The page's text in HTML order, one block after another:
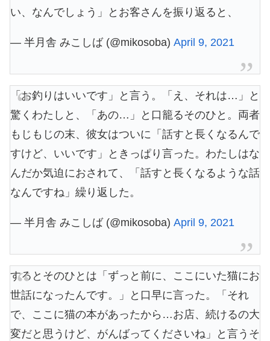
い、なんでしょう」とお客さんを振り返ると、
— 半月舎 みこしば (@mikosoba) April 9, 2021
「お釣りはいいです」と言う。「え、それは…」と
驚くわたしと、「あの…」と口籠るそのひと。両者
もじもじの末、彼女はついに「話すと長くなるんで
すけど、いいです」ときっぱり言った。わたしはな
んだか気迫におされて、「話すと長くなるような話
なんですね」繰り返した。
— 半月舎 みこしば (@mikosoba) April 9, 2021
するとそのひとは「ずっと前に、ここにいた猫にお
世話になったんです。」と口早に言った。「それ
で、ここに猫の本があったから…お店、続けるの大
変だと思うけど、がんばってくださいね」と言うそ